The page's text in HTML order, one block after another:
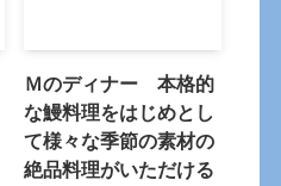
Ｍのディナー 本格的
な鰻料理をはじめとし
て様々な季節の素材の
絶品料理がいただける